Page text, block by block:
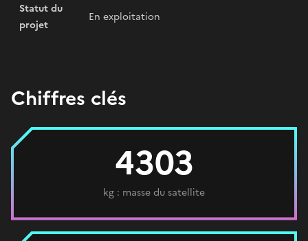
Statut du
projet
En exploitation
Chiffres clés
4303
kg : masse du satellite